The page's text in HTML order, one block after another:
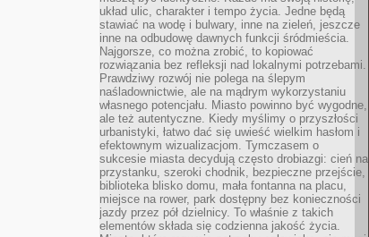
układ ulic, charakter i tempo życia. Jedne będą
stawiać na wodę i bulwary, inne na zieleń, jeszcze
inne na odbudowę dawnych funkcji śródmieścia.
Najgorsze, co można zrobić, to kopiować
rozwiązania bez refleksji nad lokalnymi potrzebami.
Prawdziwy rozwój nie polega na ślepym
naśladownictwie, ale na mądrym wykorzystaniu
własnego potencjału. Miasto powinno być wygodne,
ale też autentyczne. Kiedy myślimy o przyszłości
urbanistyki, łatwo dać się uwieść wielkim hasłom i
efektownym wizualizacjom. Tymczasem o
sukcesie miasta decydują często drobiazgi: cień na
przystanku, szeroki chodnik, bezpieczne przejście,
biblioteka blisko domu, mała fontanna na placu,
miejsce na rower, park dostępny bez konieczności
jazdy przez pół dzielnicy. To właśnie z takich
elementów składa się codzienna jakość życia.